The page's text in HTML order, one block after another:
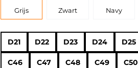
Grijs Zwart Navy
D21 D22 D23 D24 D25
C46 C47 C48 C49 C50